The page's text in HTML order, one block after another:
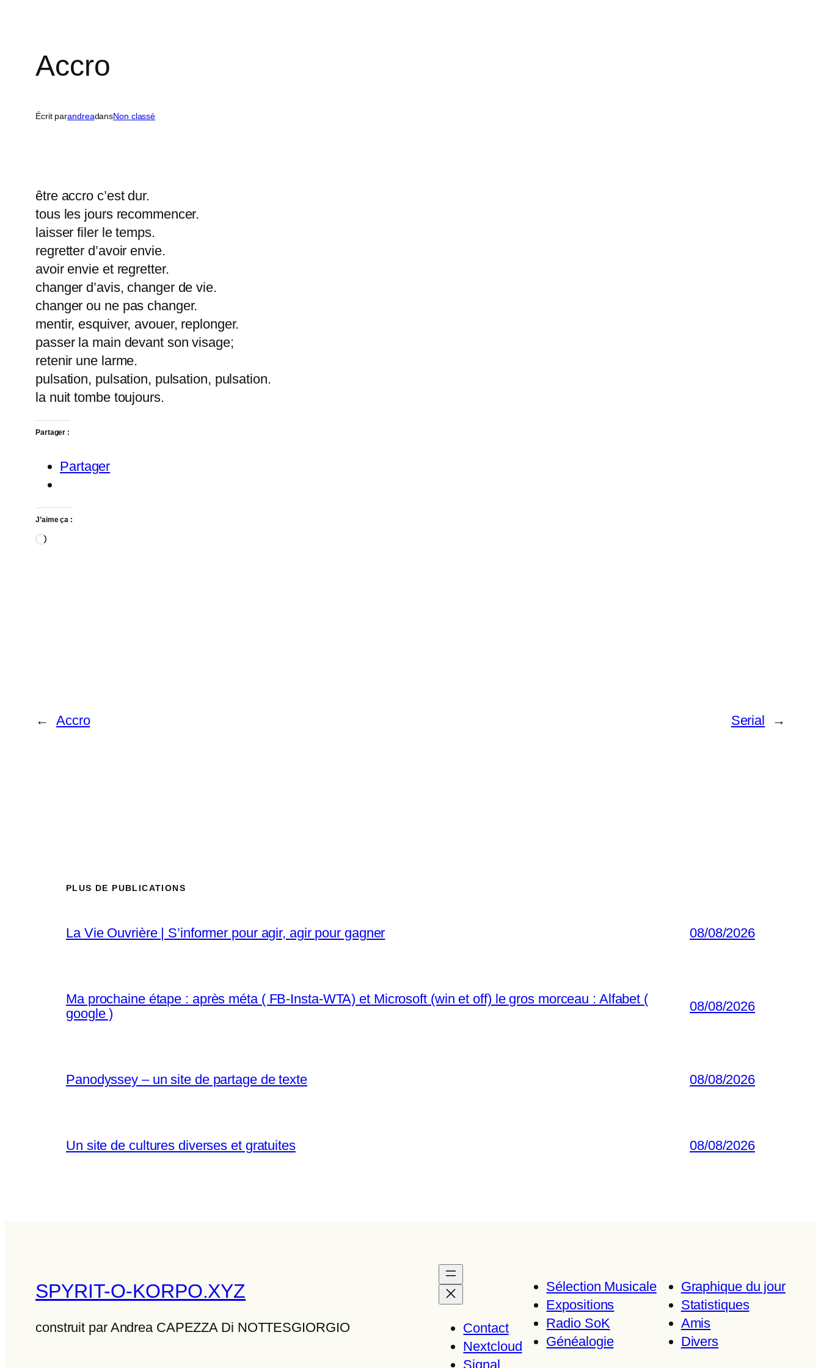
Accro
Écrit parandreadansNon classé
être accro c’est dur.
tous les jours recommencer.
laisser filer le temps.
regretter d’avoir envie.
avoir envie et regretter.
changer d’avis, changer de vie.
changer ou ne pas changer.
mentir, esquiver, avouer, replonger.
passer la main devant son visage;
retenir une larme.
pulsation, pulsation, pulsation, pulsation.
la nuit tombe toujours.
Partager :
Partager
J’aime ça :
Chargement…
← Accro Serial →
PLUS DE PUBLICATIONS
La Vie Ouvrière | S’informer pour agir, agir pour gagner 08/08/2026
Ma prochaine étape : après méta ( FB-Insta-WTA) et Microsoft (win et off) le gros morceau : Alfabet (
google )
08/08/2026
Panodyssey – un site de partage de texte 08/08/2026
Un site de cultures diverses et gratuites 08/08/2026
SPYRIT-O-KORPO.XYZ
construit par Andrea CAPEZZA Di NOTTESGIORGIO
Contact
Nextcloud
Signal
Sélection Musicale
Expositions
Radio SoK
Généalogie
Graphique du jour
Statistiques
Amis
Divers